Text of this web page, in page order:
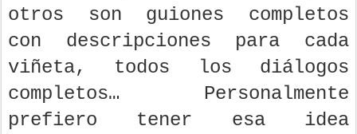
otros son guiones completos
con descripciones para cada
viñeta, todos los diálogos
completos… Personalmente
prefiero tener esa idea